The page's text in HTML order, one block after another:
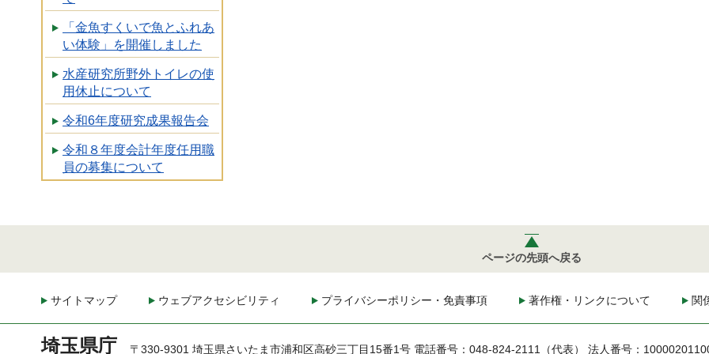
「金魚すくいで魚とふれあ
い体験」を開催しました
水産研究所野外トイレの使
用休止について
令和6年度研究成果報告会
令和８年度会計年度任用職
員の募集について
ページの先頭へ戻る
サイトマップ ウェブアクセシビリティ プライバシーポリシー・免責事項 著作権・リンクについて 関
埼玉県庁 〒330-9301 埼玉県さいたま市浦和区高砂三丁目15番1号 電話番号：048-824-2111（代表） 法人番号：